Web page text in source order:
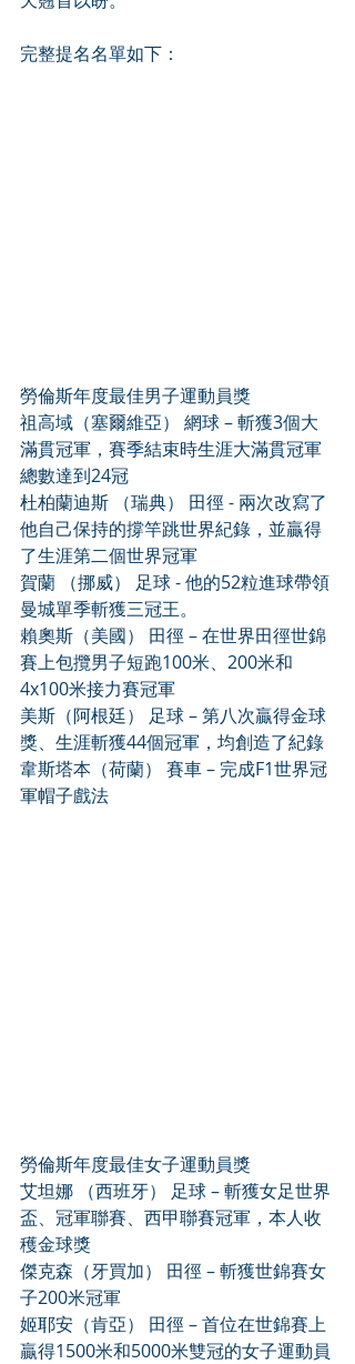
完整提名名單如下：
勞倫斯年度最佳男子運動員獎
祖高域（塞爾維亞） 網球 – 斬獲3個大
滿貫冠軍，賽季結束時生涯大滿貫冠軍
總數達到24冠
杜柏蘭迪斯 （瑞典） 田徑 - 兩次改寫了
他自己保持的撐竿跳世界紀錄，並贏得
了生涯第二個世界冠軍
賀蘭 （挪威） 足球 - 他的52粒進球帶領
曼城單季斬獲三冠王。
賴奧斯（美國） 田徑 – 在世界田徑世錦
賽上包攬男子短跑100米、200米和
4x100米接力賽冠軍
美斯（阿根廷） 足球 – 第八次贏得金球
獎、生涯斬獲44個冠軍，均創造了紀錄
韋斯塔本（荷蘭） 賽車 – 完成F1世界冠
軍帽子戲法
勞倫斯年度最佳女子運動員獎
艾坦娜 （西班牙） 足球 – 斬獲女足世界
盃、冠軍聯賽、西甲聯賽冠軍，本人收
穫金球獎
傑克森（牙買加） 田徑 – 斬獲世錦賽女
子200米冠軍
姬耶安（肯亞） 田徑 – 首位在世錦賽上
贏得1500米和5000米雙冠的女子運動員